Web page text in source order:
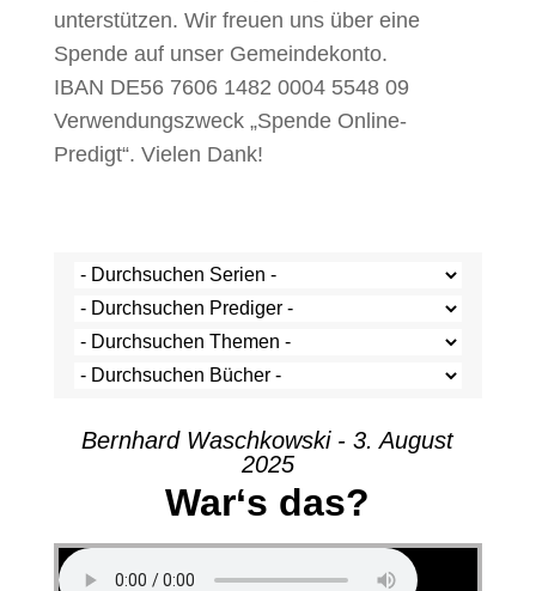
unterstützen. Wir freuen uns über eine
Spende auf unser Gemeindekonto.
IBAN DE56 7606 1482 0004 5548 09
Verwendungszweck „Spende Online-
Predigt“. Vielen Dank!
Bernhard Waschkowski - 3. August
2025
War‘s das?